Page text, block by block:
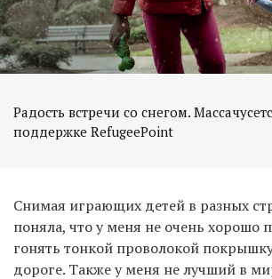
Радость встречи со снегом.
Снимая играющих детей в разных
поняла, что у меня не очень хорошо
гонять тонкой проволокой
дороге. Также у меня не лучший в